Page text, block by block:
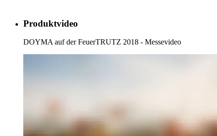
Produktvideo
DOYMA auf der FeuerTRUTZ 2018 - Messevideo